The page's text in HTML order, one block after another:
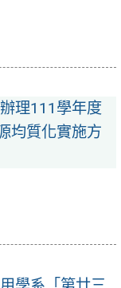
理111學年度
均質化實施方